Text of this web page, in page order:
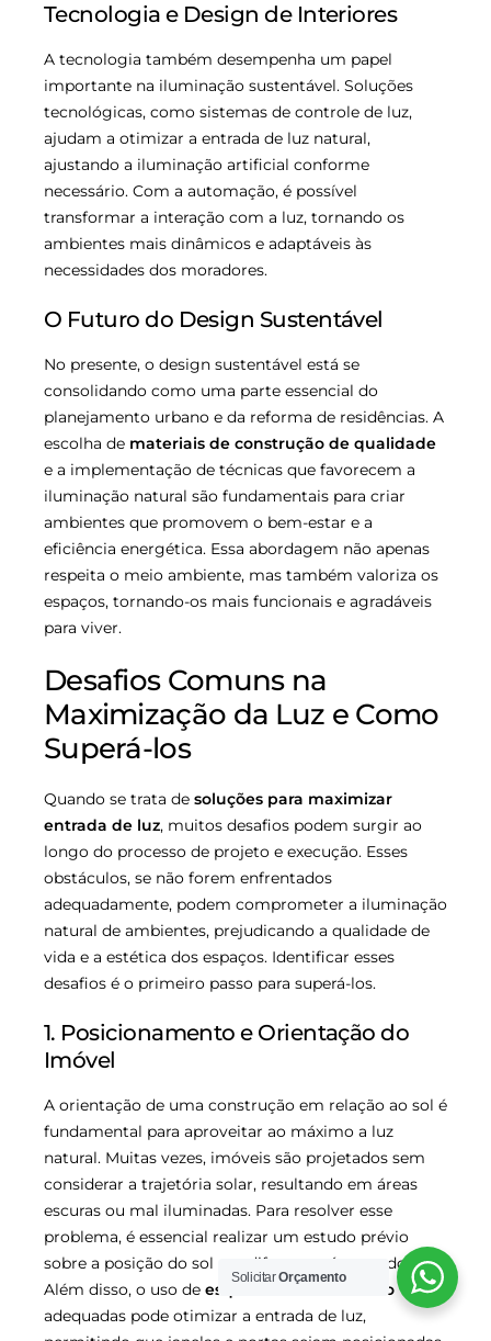
Tecnologia e Design de Interiores
A tecnologia também desempenha um papel
importante na iluminação sustentável. Soluções
tecnológicas, como sistemas de controle de luz,
ajudam a otimizar a entrada de luz natural,
ajustando a iluminação artificial conforme
necessário. Com a automação, é possível
transformar a interação com a luz, tornando os
ambientes mais dinâmicos e adaptáveis às
necessidades dos moradores.
O Futuro do Design Sustentável
No presente, o design sustentável está se
consolidando como uma parte essencial do
planejamento urbano e da reforma de residências. A
escolha de materiais de construção de qualidade
e a implementação de técnicas que favorecem a
iluminação natural são fundamentais para criar
ambientes que promovem o bem-estar e a
eficiência energética. Essa abordagem não apenas
respeita o meio ambiente, mas também valoriza os
espaços, tornando-os mais funcionais e agradáveis
para viver.
Desafios Comuns na
Maximização da Luz e Como
Superá-los
Quando se trata de soluções para maximizar
entrada de luz, muitos desafios podem surgir ao
longo do processo de projeto e execução. Esses
obstáculos, se não forem enfrentados
adequadamente, podem comprometer a iluminação
natural de ambientes, prejudicando a qualidade de
vida e a estética dos espaços. Identificar esses
desafios é o primeiro passo para superá-los.
1. Posicionamento e Orientação do
Imóvel
A orientação de uma construção em relação ao sol é
fundamental para aproveitar ao máximo a luz
natural. Muitas vezes, imóveis são projetados sem
considerar a trajetória solar, resultando em áreas
escuras ou mal iluminadas. Para resolver esse
problema, é essencial realizar um estudo prévio
sobre a posição do sol em diferentes épocas do ano.
Além disso, o uso de esquadrias de alumínio
adequadas pode otimizar a entrada de luz,
SolicitarOrçamento